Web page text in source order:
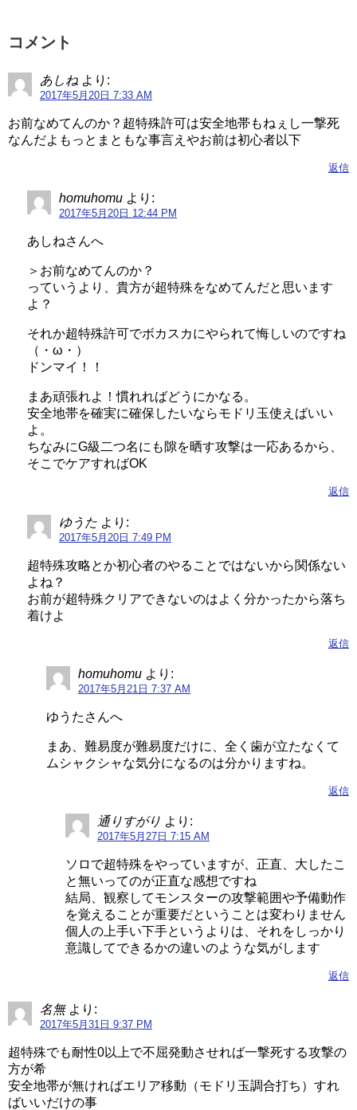
コメント
あしね より:
2017年5月20日 7:33 AM
お前なめてんのか？超特殊許可は安全地帯もねぇし一撃死
なんだよもっとまともな事言えやお前は初心者以下
返信
homuhomu より:
2017年5月20日 12:44 PM
あしねさんへ
＞お前なめてんのか？
っていうより、貴方が超特殊をなめてんだと思います
よ？
それか超特殊許可でボカスカにやられて悔しいのですね
（・ω・）
ドンマイ！！
まあ頑張れよ！慣れればどうにかなる。
安全地帯を確実に確保したいならモドリ玉使えばいい
よ。
ちなみにG級二つ名にも隙を晒す攻撃は一応あるから、
そこでケアすればOK
返信
ゆうた より:
2017年5月20日 7:49 PM
超特殊攻略とか初心者のやることではないから関係ない
よね？
お前が超特殊クリアできないのはよく分かったから落ち
着けよ
返信
homuhomu より:
2017年5月21日 7:37 AM
ゆうたさんへ
まあ、難易度が難易度だけに、全く歯が立たなくて
ムシャクシャな気分になるのは分かりますね。
返信
通りすがり より:
2017年5月27日 7:15 AM
ソロで超特殊をやっていますが、正直、大したこ
と無いってのが正直な感想ですね
結局、観察してモンスターの攻撃範囲や予備動作
を覚えることが重要だということは変わりません
個人の上手い下手というよりは、それをしっかり
意識してできるかの違いのような気がします
返信
名無 より:
2017年5月31日 9:37 PM
超特殊でも耐性0以上で不屈発動させれば一撃死する攻撃の
方が希
安全地帯が無ければエリア移動（モドリ玉調合打ち）すれ
ばいいだけの事